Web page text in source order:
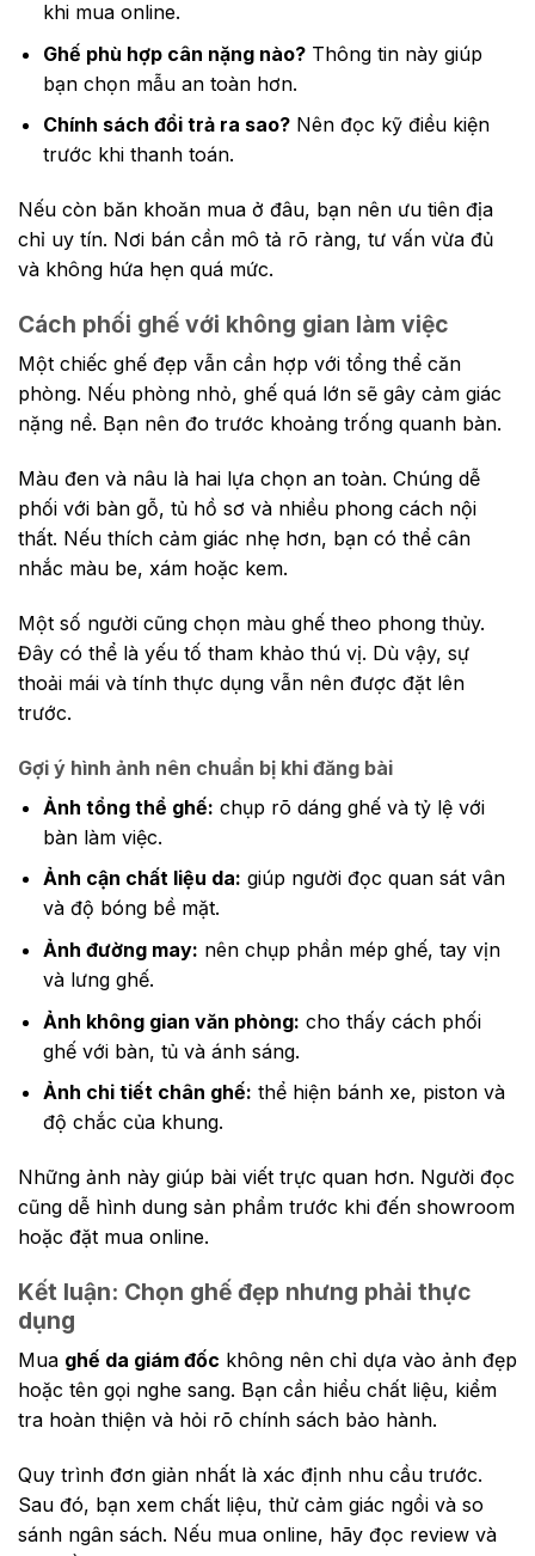
khi mua online.
Ghế phù hợp cân nặng nào?Thông tin này giúp
bạn chọn mẫu an toàn hơn.
Chính sách đổi trả ra sao?Nên đọc kỹ điều kiện
trước khi thanh toán.
Nếu còn băn khoăn mua ở đâu, bạn nên ưu tiên địa
chỉ uy tín. Nơi bán cần mô tả rõ ràng, tư vấn vừa đủ
và không hứa hẹn quá mức.
Cách phối ghế với không gian làm việc
Một chiếc ghế đẹp vẫn cần hợp với tổng thể căn
phòng. Nếu phòng nhỏ, ghế quá lớn sẽ gây cảm giác
nặng nề. Bạn nên đo trước khoảng trống quanh bàn.
Màu đen và nâu là hai lựa chọn an toàn. Chúng dễ
phối với bàn gỗ, tủ hồ sơ và nhiều phong cách nội
thất. Nếu thích cảm giác nhẹ hơn, bạn có thể cân
nhắc màu be, xám hoặc kem.
Một số người cũng chọn màu ghế theo phong thủy.
Đây có thể là yếu tố tham khảo thú vị. Dù vậy, sự
thoải mái và tính thực dụng vẫn nên được đặt lên
trước.
Gợi ý hình ảnh nên chuẩn bị khi đăng bài
Ảnh tổng thể ghế: chụp rõ dáng ghế và tỷ lệ với
bàn làm việc.
Ảnh cận chất liệu da: giúp người đọc quan sát vân
và độ bóng bề mặt.
Ảnh đường may: nên chụp phần mép ghế, tay vịn
và lưng ghế.
Ảnh không gian văn phòng: cho thấy cách phối
ghế với bàn, tủ và ánh sáng.
Ảnh chi tiết chân ghế: thể hiện bánh xe, piston và
độ chắc của khung.
Những ảnh này giúp bài viết trực quan hơn. Người đọc
cũng dễ hình dung sản phẩm trước khi đến showroom
hoặc đặt mua online.
Kết luận: Chọn ghế đẹp nhưng phải thực
dụng
Mua ghế da giám đốc không nên chỉ dựa vào ảnh đẹp
hoặc tên gọi nghe sang. Bạn cần hiểu chất liệu, kiểm
tra hoàn thiện và hỏi rõ chính sách bảo hành.
Quy trình đơn giản nhất là xác định nhu cầu trước.
Sau đó, bạn xem chất liệu, thử cảm giác ngồi và so
sánh ngân sách. Nếu mua online, hãy đọc review và